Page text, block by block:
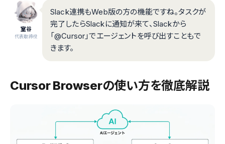
室谷
代表取締役
Slack連携もWeb版の方の機能ですね。タスクが
完了したらSlackに通知が来て、Slackから
「@Cursor」でエージェントを呼び出すこともで
きます。
Cursor Browserの使い方を徹底解説